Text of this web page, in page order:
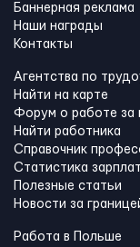
Баннерная реклама
Наши награды
Контакты
Агентства по
Найти на карте
Форум о работе за
Найти работника
Справочник
Статистика зарплат
Полезные статьи
Новости за
Работа в Польше